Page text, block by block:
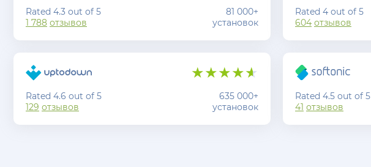
Rated 4.3 out of 5
1 788 отзывов
81 000+
установок
Rated 4 out of 5
604 отзывов
Rated 4.6 out of 5
129 отзывов
635 000+
установок
Rated 4.5 out of 5
41 отзывов